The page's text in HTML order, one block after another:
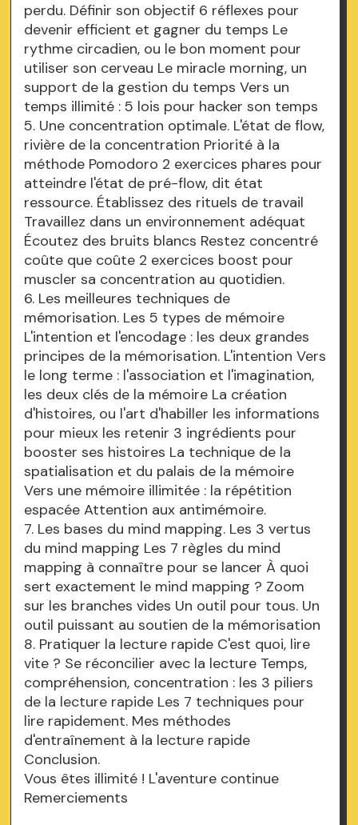
perdu. Définir son objectif 6 réflexes pour
devenir efficient et gagner du temps Le
rythme circadien, ou le bon moment pour
utiliser son cerveau Le miracle morning, un
support de la gestion du temps Vers un
temps illimité : 5 lois pour hacker son temps
5. Une concentration optimale. L'état de flow,
rivière de la concentration Priorité à la
méthode Pomodoro 2 exercices phares pour
atteindre l'état de pré-flow, dit état
ressource. Établissez des rituels de travail
Travaillez dans un environnement adéquat
Écoutez des bruits blancs Restez concentré
coûte que coûte 2 exercices boost pour
muscler sa concentration au quotidien.
6. Les meilleures techniques de
mémorisation. Les 5 types de mémoire
L'intention et l'encodage : les deux grandes
principes de la mémorisation. L'intention Vers
le long terme : l'association et l'imagination,
les deux clés de la mémoire La création
d'histoires, ou l'art d'habiller les informations
pour mieux les retenir 3 ingrédients pour
booster ses histoires La technique de la
spatialisation et du palais de la mémoire
Vers une mémoire illimitée : la répétition
espacée Attention aux antimémoire.
7. Les bases du mind mapping. Les 3 vertus
du mind mapping Les 7 règles du mind
mapping à connaître pour se lancer À quoi
sert exactement le mind mapping ? Zoom
sur les branches vides Un outil pour tous. Un
outil puissant au soutien de la mémorisation
8. Pratiquer la lecture rapide C'est quoi, lire
vite ? Se réconcilier avec la lecture Temps,
compréhension, concentration : les 3 piliers
de la lecture rapide Les 7 techniques pour
lire rapidement. Mes méthodes
d'entraînement à la lecture rapide
Conclusion.
Vous êtes illimité ! L'aventure continue
Remerciements